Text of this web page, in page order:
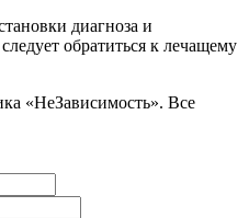
диагноза и
обратиться к лечащему
«НеЗависимость». Все